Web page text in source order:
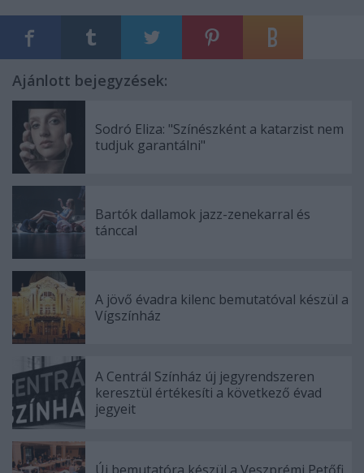
Ajánlott bejegyzések:
Sodró Eliza: "Színészként a katarzist nem
tudjuk garantálni"
Bartók dallamok jazz-zenekarral és
tánccal
A jövő évadra kilenc bemutatóval készül a
Vígszínház
A Centrál Színház új jegyrendszeren
keresztül értékesíti a következő évad
jegyeit